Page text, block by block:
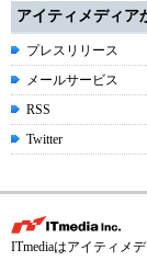
アイティメディア
プレスリリース
メールサービス
RSS
Twitter
ITmediaはアイティメ